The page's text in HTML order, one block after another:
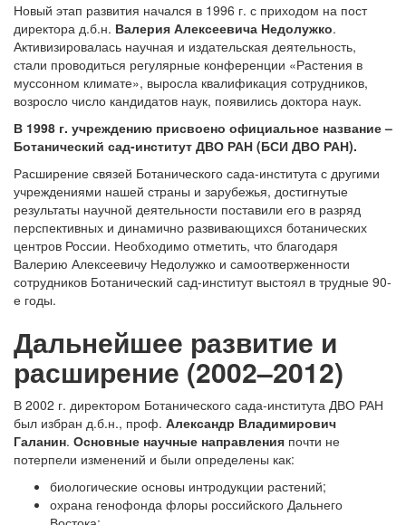
Новый этап развития начался в 1996 г. с приходом на пост
директора д.б.н. Валерия Алексеевича Недолужко.
Активизировалась научная и издательская деятельность,
стали проводиться регулярные конференции «Растения в
муссонном климате», выросла квалификация сотрудников,
возросло число кандидатов наук, появились доктора наук.
В 1998 г. учреждению присвоено официальное название –
Ботанический сад-институт ДВО РАН (БСИ ДВО РАН).
Расширение связей Ботанического сада-института с другими
учреждениями нашей страны и зарубежья, достигнутые
результаты научной деятельности поставили его в разряд
перспективных и динамично развивающихся ботанических
центров России. Необходимо отметить, что благодаря
Валерию Алексеевичу Недолужко и самоотверженности
сотрудников Ботанический сад-институт выстоял в трудные 90-
е годы.
Дальнейшее развитие и
расширение (2002–2012)
В 2002 г. директором Ботанического сада-института ДВО РАН
был избран д.б.н., проф. Александр Владимирович
Галанин. Основные научные направления почти не
потерпели изменений и были определены как:
биологические основы интродукции растений;
охрана генофонда флоры российского Дальнего